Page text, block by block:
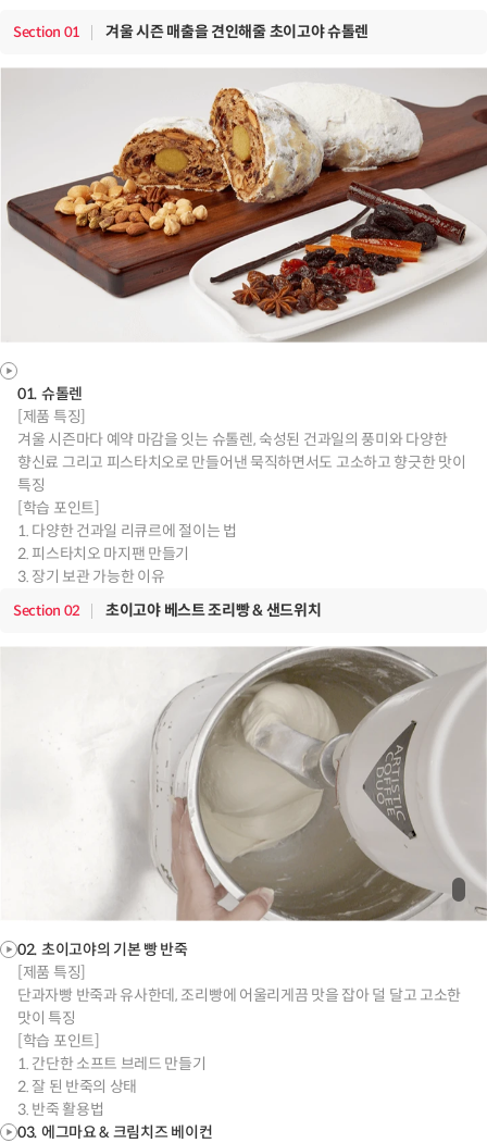
Section 01 겨울 시즌 매출을 견인해줄 초이고야 슈톨렌
01. 슈톨렌
[제품 특징]
겨울 시즌마다 예약 마감을 잇는 슈톨렌, 숙성된 건과일의 풍미와 다양한
향신료 그리고 피스타치오로 만들어낸 묵직하면서도 고소하고 향긋한 맛이
특징
[학습 포인트]
1. 다양한 건과일 리큐르에 절이는 법
2. 피스타치오 마지팬 만들기
3. 장기 보관 가능한 이유
Section 02 초이고야 베스트 조리빵 & 샌드위치
02. 초이고야의 기본 빵 반죽
[제품 특징]
단과자빵 반죽과 유사한데, 조리빵에 어울리게끔 맛을 잡아 덜 달고 고소한
맛이 특징
[학습 포인트]
1. 간단한 소프트 브레드 만들기
2. 잘 된 반죽의 상태
3. 반죽 활용법
03. 에그마요 & 크림치즈 베이컨